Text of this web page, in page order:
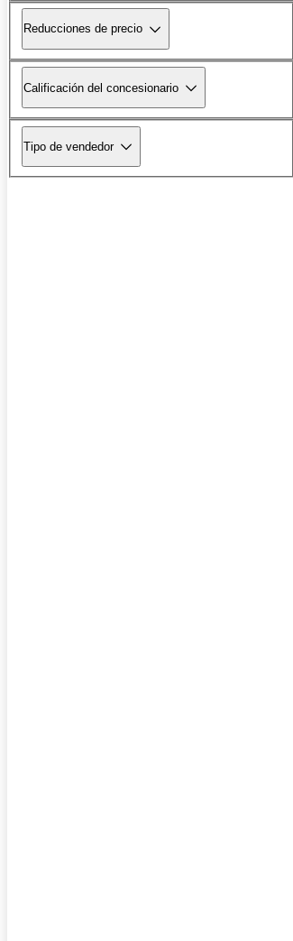
Reducciones de precio
Calificación del concesionario
Tipo de vendedor